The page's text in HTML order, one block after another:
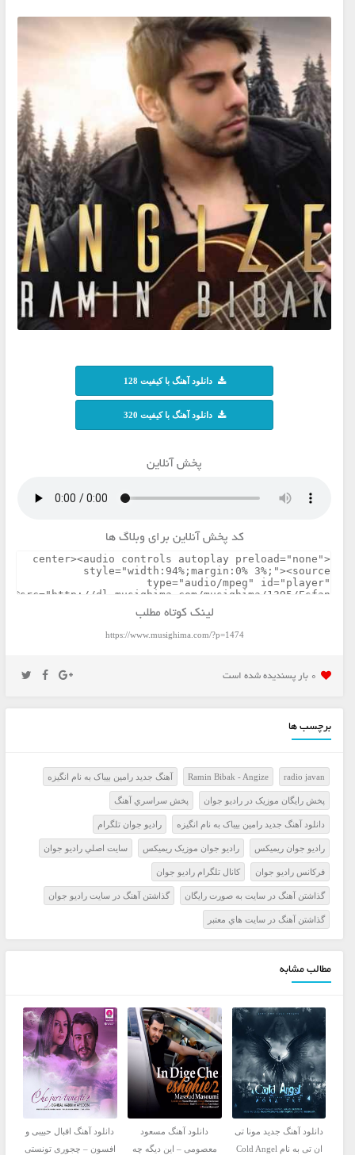
دانلود آهنگ با کیفیت 128
دانلود آهنگ با کیفیت 320
پخش آنلاین
کد پخش آنلاین برای وبلاگ ها
لینک کوتاه مطلب
https://www.musighima.com/?p=1474
0 بار پسنديده شده است
برچسب ها
radio javan
Ramin Bibak - Angize آهنگ جدید رامین بیباک به نام انگیزه
پخش رايگان موزيک در راديو جوان پخش سراسري آهنگ
دانلود آهنگ جدید رامین بیباک به نام انگیزه راديو جوان تلگرام
راديو جوان ريميکس راديو جوان موزيک ريميکس سايت اصلي راديو جوان
فرکانس راديو جوان کانال تلگرام راديو جوان
گذاشتن آهنگ در سايت به صورت رايگان گذاشتن آهنگ در سايت راديو جوان
گذاشتن آهنگ در سايت هاي معتبر
مطالب مشابه
دانلود آهنگ جدید مونا تی
ان تی به نام Cold Angel
دانلود آهنگ مسعود
معصومی – این دیگه چه
دانلود آهنگ اقبال حبیبی و
افسون – چجوری تونستی